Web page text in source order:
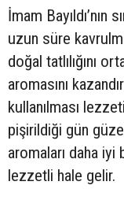
İmam Bayıldı’nın
uzun süre
doğal tatlılığını
aromasını
kullanılması
pişirildiği gün
aromaları daha
lezzetli hale gelir.